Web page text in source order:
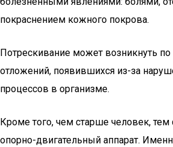
покраснением кожного покрова.
Потрескивание может возникнуть
отложений, появившихся из-за
процессов в организме.
Кроме того, чем старше человек,
опорно-двигательный аппарат.